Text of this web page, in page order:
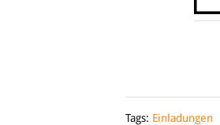
Tags: Einladungen